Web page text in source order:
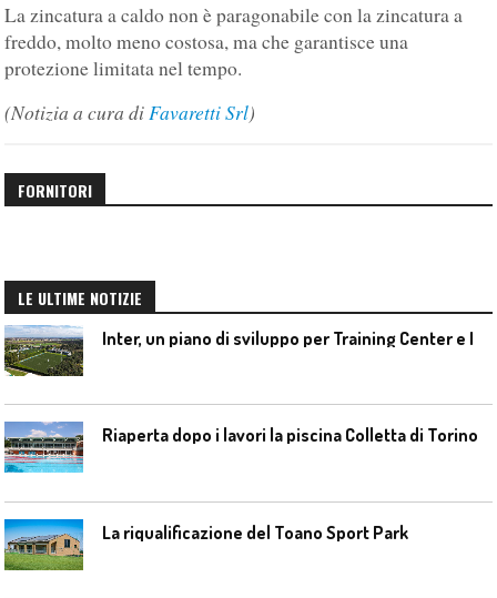
La zincatura a caldo non è paragonabile con la zincatura a
freddo, molto meno costosa, ma che garantisce una
protezione limitata nel tempo.
(Notizia a cura di Favaretti Srl)
FORNITORI
LE ULTIME NOTIZIE
Riaperta dopo i lavori la piscina Colletta di Torino
La riqualificazione del Toano Sport Park